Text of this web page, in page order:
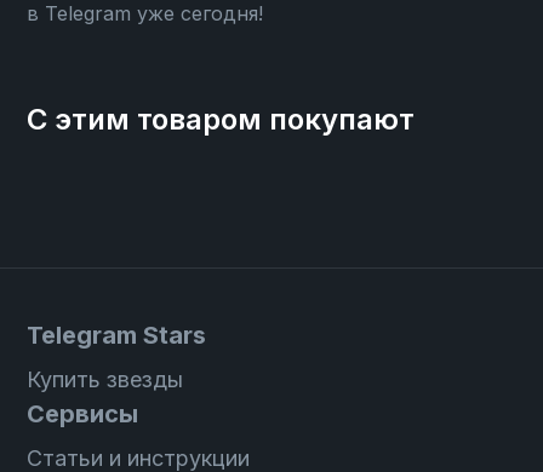
в Telegram уже сегодня!
С этим товаром покупают
Telegram Stars
Купить звезды
Сервисы
Статьи и инструкции